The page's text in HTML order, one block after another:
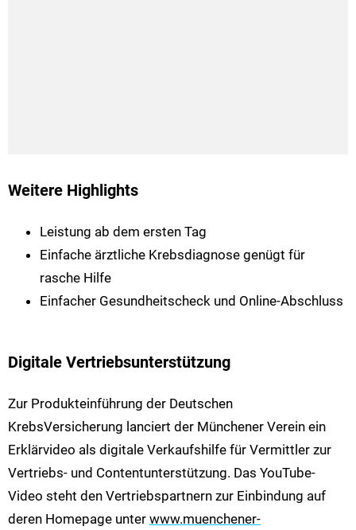
Weitere Highlights
Leistung ab dem ersten Tag
Einfache ärztliche Krebsdiagnose genügt für
rasche Hilfe
Einfacher Gesundheitscheck und Online-Abschluss
Digitale Vertriebsunterstützung
Zur Produkteinführung der Deutschen
KrebsVersicherung lanciert der Münchener Verein ein
Erklärvideo als digitale Verkaufshilfe für Vermittler zur
Vertriebs- und Contentunterstützung. Das YouTube-
Video steht den Vertriebspartnern zur Einbindung auf
deren Homepage unter www.muenchener-